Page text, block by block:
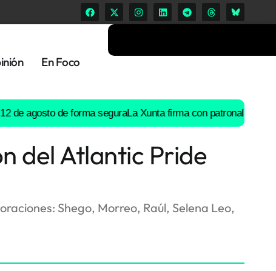
En Foco
de forma seguraLa Xunta firma con patronal y UGT un
del Atlantic Pride
Shego, Morreo, Raúl, Selena Leo,